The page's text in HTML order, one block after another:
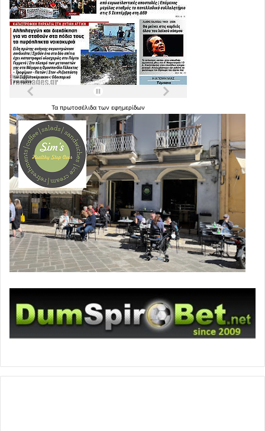
Τα πρωτοσέλιδα των εφημερίδων